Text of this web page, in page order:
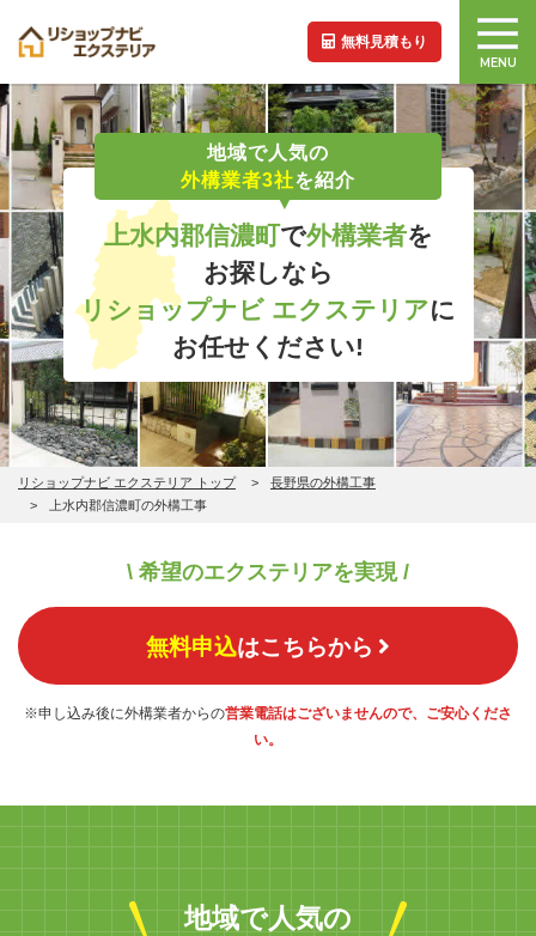
無料見積もり
MENU
地域で人気の
外構業者3社を紹介
上水内郡信濃町で外構業者を
お探しなら
リショップナビ エクステリアに
お任せください!
リショップナビ エクステリア トップ
長野県の外構工事
上水内郡信濃町の外構工事
\ 希望のエクステリアを実現 /
無料申込はこちらから
※申し込み後に外構業者からの営業電話はございませんので、ご安心くださ
い。
地域で人気の